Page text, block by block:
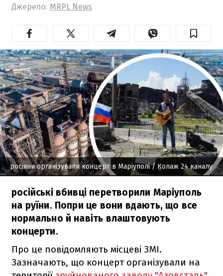
Джерело: MRPL News
росіяни організували концерт в Маріуполі/ Колаж 24 каналу
російські вбивці перетворили Маріуполь
на руїни. Попри це вони вдають, що все
нормально й навіть влаштовують
концерти.
Про це повідомляють місцеві ЗМІ.
Зазначають, що концерт організували на